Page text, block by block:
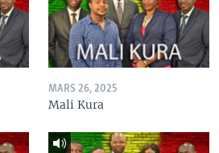
MARS 26, 2025
Mali Kura